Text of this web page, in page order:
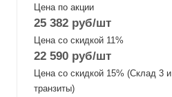
Цена по акции
25 382руб/шт
Цена со скидкой 11%
22 590руб/шт
Цена со скидкой 15% (Склад 3 и
транзиты)